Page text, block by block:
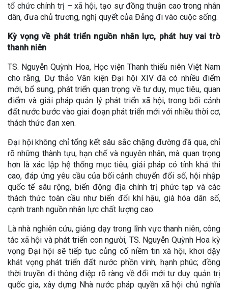
tổ chức chính trị – xã hội, tạo sự đồng thuận cao trong nhân
dân, đưa chủ trương, nghị quyết của Đảng đi vào cuộc sống.
Kỳ vọng về phát triển nguồn nhân lực, phát huy vai trò
thanh niên
TS. Nguyễn Quỳnh Hoa, Học viện Thanh thiếu niên Việt Nam
cho rằng, Dự thảo Văn kiện Đại hội XIV đã có nhiều điểm
mới, bổ sung, phát triển quan trọng về tư duy, mục tiêu, quan
điểm và giải pháp quản lý phát triển xã hội, trong bối cảnh
đất nước bước vào giai đoạn phát triển mới với nhiều thời cơ,
thách thức đan xen.
Đại hội không chỉ tổng kết sâu sắc chặng đường đã qua, chỉ
rõ những thành tựu, hạn chế và nguyên nhân, mà quan trọng
hơn là xác lập hệ thống mục tiêu, giải pháp có tính khả thi
cao, đáp ứng yêu cầu của bối cảnh chuyển đổi số, hội nhập
quốc tế sâu rộng, biến động địa chính trị phức tạp và các
thách thức toàn cầu như biến đổi khí hậu, già hóa dân số,
cạnh tranh nguồn nhân lực chất lượng cao.
Là nhà nghiên cứu, giảng dạy trong lĩnh vực thanh niên, công
tác xã hội và phát triển con người, TS. Nguyễn Quỳnh Hoa kỳ
vọng Đại hội sẽ tiếp tục củng cố niềm tin xã hội, khơi dậy
khát vọng phát triển đất nước phồn vinh, hạnh phúc; đồng
thời truyền đi thông điệp rõ ràng về đổi mới tư duy quản trị
quốc gia, xây dựng Nhà nước pháp quyền xã hội chủ nghĩa